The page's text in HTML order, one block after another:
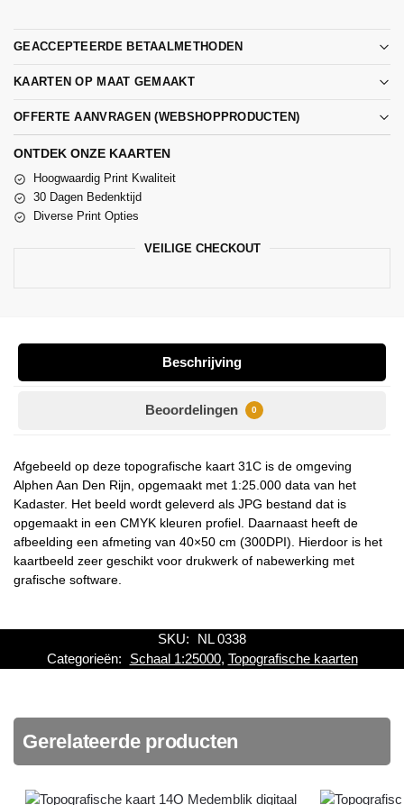
GEACCEPTEERDE BETAALMETHODEN
KAARTEN OP MAAT GEMAAKT
OFFERTE AANVRAGEN (WEBSHOPPRODUCTEN)
ONTDEK ONZE KAARTEN
Hoogwaardig Print Kwaliteit
30 Dagen Bedenktijd
Diverse Print Opties
VEILIGE CHECKOUT
Beschrijving
Beoordelingen 0
Afgebeeld op deze topografische kaart 31C is de omgeving
Alphen Aan Den Rijn, opgemaakt met 1:25.000 data van het
Kadaster. Het beeld wordt geleverd als JPG bestand dat is
opgemaakt in een CMYK kleuren profiel. Daarnaast heeft de
afbeelding een afmeting van 40×50 cm (300DPI). Hierdoor is het
kaartbeeld zeer geschikt voor drukwerk of nabewerking met
grafische software.
SKU:
NL 0338
Categorieën:
Schaal 1:25000, Topografische kaarten
Gerelateerde producten